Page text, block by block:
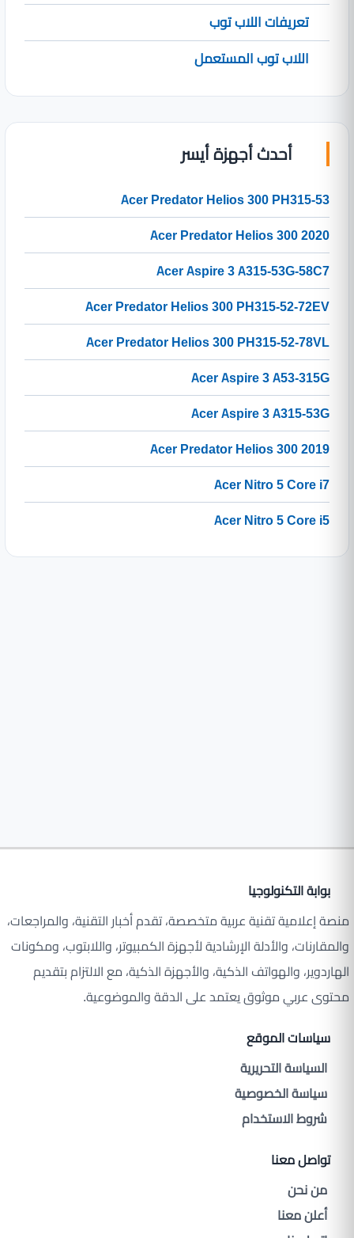
تعريفات اللاب توب
اللاب توب المستعمل
أحدث أجهزة أيسر
Acer Predator Helios 300 PH315-53
Acer Predator Helios 300 2020
Acer Aspire 3 A315-53G-58C7
Acer Predator Helios 300 PH315-52-72EV
Acer Predator Helios 300 PH315-52-78VL
Acer Aspire 3 A53-315G
Acer Aspire 3 A315-53G
Acer Predator Helios 300 2019
Acer Nitro 5 Core i7
Acer Nitro 5 Core i5
بوابة التكنولوجيا
منصة إعلامية تقنية عربية متخصصة، تقدم أخبار التقنية، والمراجعات،
والمقارنات، والأدلة الإرشادية لأجهزة الكمبيوتر، واللابتوب، ومكونات
الهاردوير، والهواتف الذكية، والأجهزة الذكية، مع الالتزام بتقديم
محتوى عربي موثوق يعتمد على الدقة والموضوعية.
سياسات الموقع
السياسة التحريرية
سياسة الخصوصية
شروط الاستخدام
تواصل معنا
من نحن
أعلن معنا